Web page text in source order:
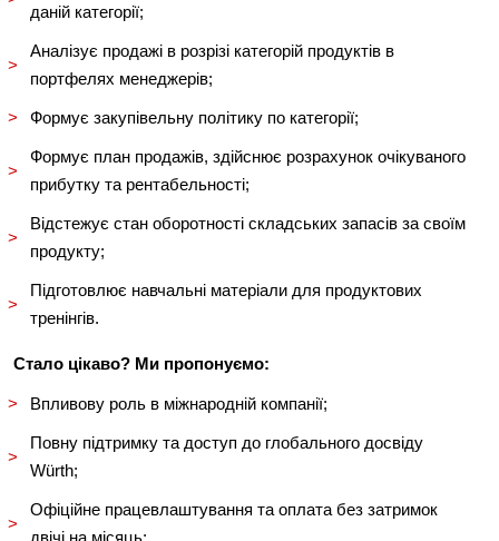
даній категорії;
Аналізує продажі в розрізі категорій продуктів в
портфелях менеджерів;
Формує закупівельну політику по категорії;
Формує план продажів, здійснює розрахунок очікуваного
прибутку та рентабельності;
Відстежує стан оборотності складських запасів за своїм
продукту;
Підготовлює навчальні матеріали для продуктових
тренінгів.
Стало цікаво? Ми пропонуємо:
Впливову роль в міжнародній компанії;
Повну підтримку та доступ до глобального досвіду
Würth;
Офіційне працевлаштування та оплата без затримок
двічі на місяць;